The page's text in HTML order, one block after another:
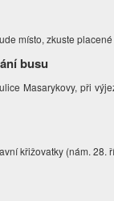
místo, zkuste
busu
Masarykovy, při
křižovatky (nám. 28.